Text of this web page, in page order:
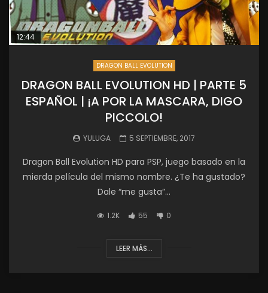
12:44
DRAGON BALL EVOLUTION
DRAGON BALL EVOLUTION HD | PARTE 5
ESPAÑOL | ¡A POR LA MASCARA, DIGO
PICCOLO!
YULUGA 5 SEPTIEMBRE, 2017
Dragon Ball Evolution HD para PSP, juego basado en la
mierda película del mismo nombre. ¿Te ha gustado?
Dale “me gusta”...
1.2K 55 0
LEER MÁS...